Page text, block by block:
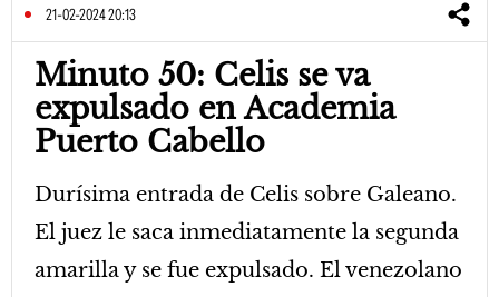
21-02-2024 20:13
Minuto 50: Celis se va
expulsado en Academia
Puerto Cabello
Durísima entrada de Celis sobre Galeano.
El juez le saca inmediatamente la segunda
amarilla y se fue expulsado. El venezolano